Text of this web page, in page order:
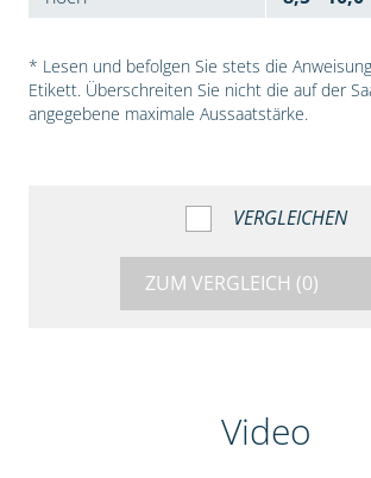
* Lesen und befolgen Sie stets die
Etikett. Überschreiten Sie nicht die auf der
angegebene maximale Aussaatstärke.
VERGLEICHEN
ZUM VERGLEICH (0)
Video